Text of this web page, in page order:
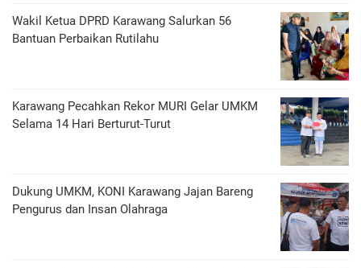
Wakil Ketua DPRD Karawang Salurkan 56
Bantuan Perbaikan Rutilahu
Karawang Pecahkan Rekor MURI Gelar UMKM
Selama 14 Hari Berturut-Turut
Dukung UMKM, KONI Karawang Jajan Bareng
Pengurus dan Insan Olahraga